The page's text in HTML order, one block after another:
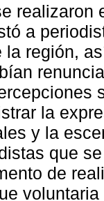
realizaron
a
la región,
la
y la
que
de